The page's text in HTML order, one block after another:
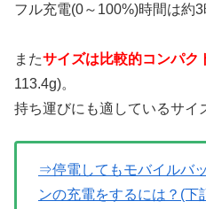
フル充電(0～100%)時間は約3
またサイズは比較的コンパク
113.4g)。
持ち運びにも適しているサイ
⇒停電してもモバイルバ
ンの充電をするには？(下